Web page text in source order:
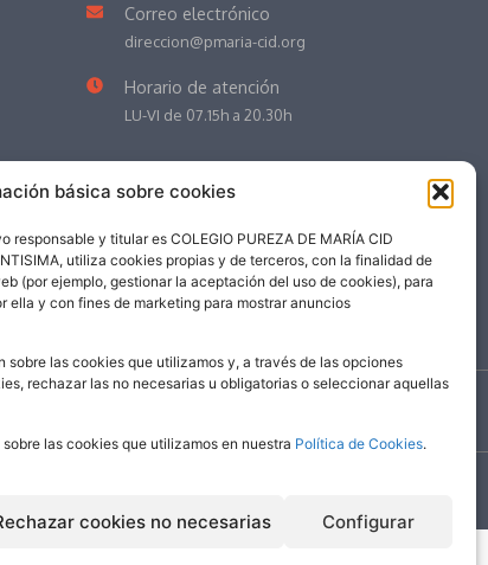
básica sobre cookies
y titular es COLEGIO PUREZA DE MARÍA CID
utiliza cookies propias y de terceros, con la finalidad de
(por ejemplo, gestionar la aceptación del uso de cookies), para
ella y con fines de marketing para mostrar anuncios
sobre las cookies que utilizamos y, a través de las opciones
rechazar las no necesarias u obligatorias o seleccionar aquellas
las cookies que utilizamos en nuestra Política de Cookies.
cookies no necesarias Configurar
Correo electrónico
direccion@pmaria-cid.org
Horario de atención
LU-VI de 07.15h a 20.30h